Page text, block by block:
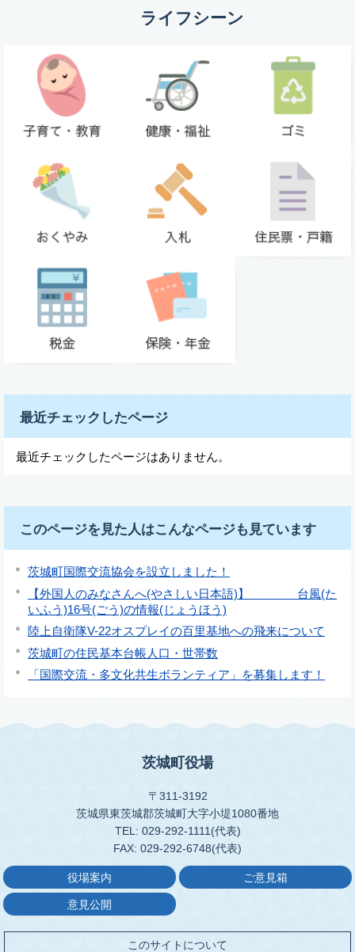
ライフシーン
最近チェックしたページ
最近チェックしたページはありません。
このページを見た人はこんなページも見ています
茨城町国際交流協会を設立しました！
【外国人のみなさんへ(やさしい日本語)】 台風(た
いふう)16号(ごう)の情報(じょうほう)
陸上自衛隊V-22オスプレイの百里基地への飛来について
茨城町の住民基本台帳人口・世帯数
「国際交流・多文化共生ボランティア」を募集します！
茨城町役場
〒311-3192
茨城県東茨城郡茨城町大字小堤1080番地
TEL: 029-292-1111(代表)
FAX: 029-292-6748(代表)
役場案内 ご意見箱
意見公開
このサイトについて